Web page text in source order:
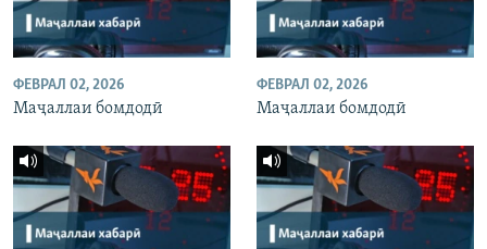
ФЕВРАЛ 02, 2026
Маҷаллаи бомдодӣ
ФЕВРАЛ 02, 2026
Маҷаллаи бомдодӣ